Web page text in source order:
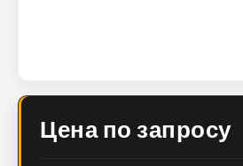
Цена по запросу